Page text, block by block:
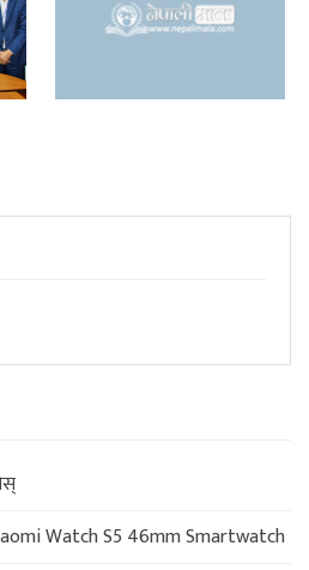
Watch S5 46mm Smartwatch